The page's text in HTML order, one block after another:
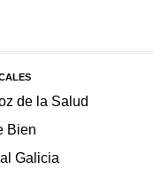
de la Salud
Bien
Galicia